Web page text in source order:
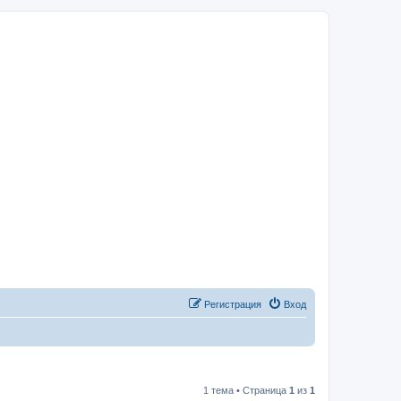
Вход
Регистрация
1 тема • Страница 1 из 1